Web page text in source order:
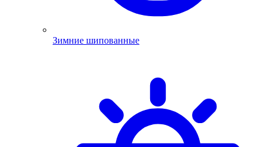
Зимние шипованные